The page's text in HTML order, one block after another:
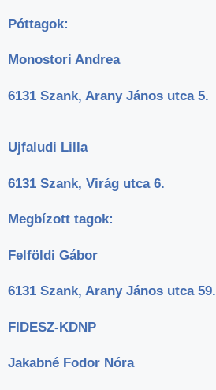
Póttagok:
Monostori Andrea
6131 Szank, Arany János utca 5.
Ujfaludi Lilla
6131 Szank, Virág utca 6.
Megbízott tagok:
Felföldi Gábor
6131 Szank, Arany János utca 59.
FIDESZ-KDNP
Jakabné Fodor Nóra